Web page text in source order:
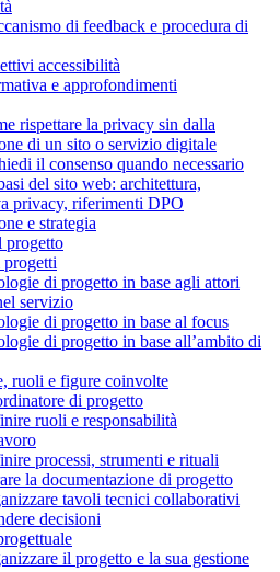
di feedback e procedura di
accessibilità
e approfondimenti
rispettare la privacy sin dalla
di un sito o servizio digitale
il consenso quando necessario
del sito web: architettura,
privacy, riferimenti DPO
e strategia
progetto
di progetto in base agli attori
servizio
di progetto in base al focus
di progetto in base all’ambito di
ruoli e figure coinvolte
di progetto
ruoli e responsabilità
processi, strumenti e rituali
la documentazione di progetto
tavoli tecnici collaborativi
decisioni
il progetto e la sua gestione